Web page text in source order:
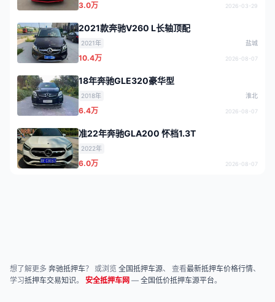
3.0万 2026-03-29
2021款奔驰V260 L长轴顶配
2021年 盐城
10.4万 2026-08-07
18年奔驰GLE320豪华型
2018年 淮北
6.4万 2026-08-07
准22年奔驰GLA200 怀档1.3T
2022年
6.0万 2026-08-07
想了解更多 奔驰抵押车？ 或浏览 全国抵押车源、 查看最新抵押车价格行情、
学习抵押车交易知识。 安全抵押车网 — 全国低价抵押车源平台。